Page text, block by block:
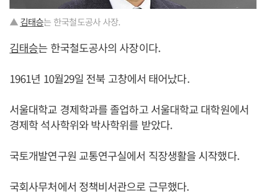
▲ 김태승는 한국철도공사 사장.
김태승는 한국철도공사의 사장이다.
1961년 10월29일 전북 고창에서 태어났다.
서울대학교 경제학과를 졸업하고 서울대학교 대학원에서
경제학 석사학위와 박사학위를 받았다.
국토개발연구원 교통연구실에서 직장생활을 시작했다.
국회사무처에서 정책비서관으로 근무했다.